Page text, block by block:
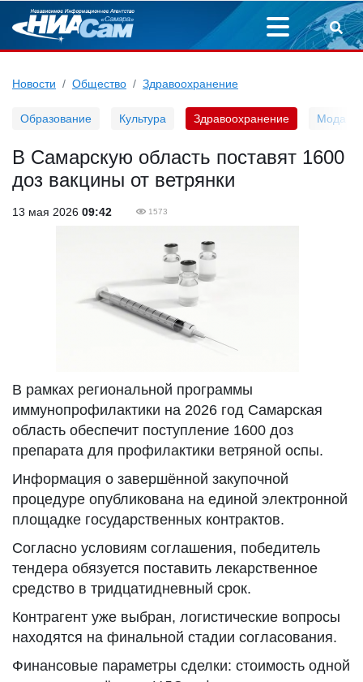
Новости Общество Здравоохранение
Образование Культура Здравоохранение Мода
В Самарскую область поставят 1600
доз вакцины от ветрянки
13 мая 2026 09:42 1573
В рамках региональной программы
иммунопрофилактики на 2026 год Самарская
область обеспечит поступление 1600 доз
препарата для профилактики ветряной оспы.
Информация о завершённой закупочной
процедуре опубликована на единой электронной
площадке государственных контрактов.
Согласно условиям соглашения, победитель
тендера обязуется поставить лекарственное
средство в тридцатидневный срок.
Контрагент уже выбран, логистические вопросы
находятся на финальной стадии согласования.
Финансовые параметры сделки: стоимость одной